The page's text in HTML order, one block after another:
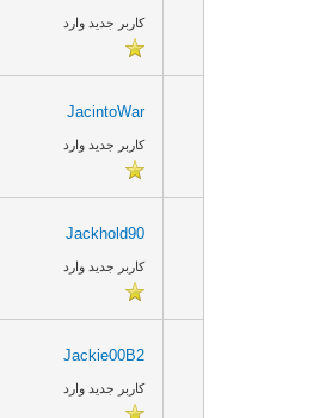
کاربر جدید وارد
JacintoWar
کاربر جدید وارد
Jackhold90
کاربر جدید وارد
Jackie00B2
کاربر جدید وارد